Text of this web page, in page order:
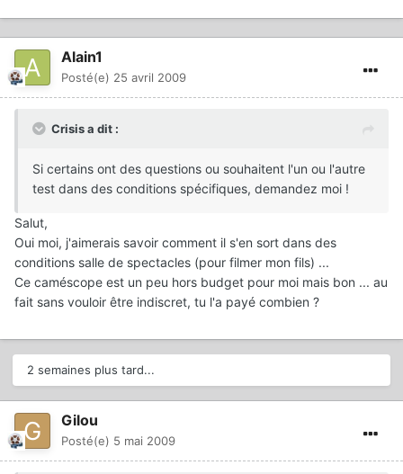
Alain1
Posté(e) 25 avril 2009
Crisis a dit :
Si certains ont des questions ou souhaitent l'un ou l'autre
test dans des conditions spécifiques, demandez moi !
Salut,
Oui moi, j'aimerais savoir comment il s'en sort dans des
conditions salle de spectacles (pour filmer mon fils) ...
Ce caméscope est un peu hors budget pour moi mais bon ... au
fait sans vouloir être indiscret, tu l'a payé combien ?
2 semaines plus tard...
Gilou
Posté(e) 5 mai 2009